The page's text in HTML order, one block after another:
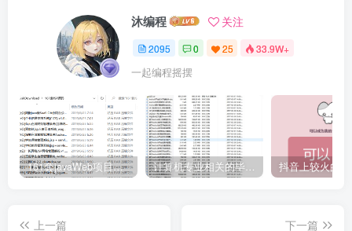
沐编程 关注
2095 0 25 33.9W+
一起编程摇摆
161套javaWeb项目源码免费分享 计算机专业相关的毕业设计论文合集免费下载
上一篇
下一篇